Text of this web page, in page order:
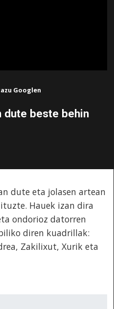
Googlen
dute beste behin
dute eta jolasen artean
Hauek izan dira
ondorioz datorren
diren kuadrillak:
Zakilixut, Xurik eta